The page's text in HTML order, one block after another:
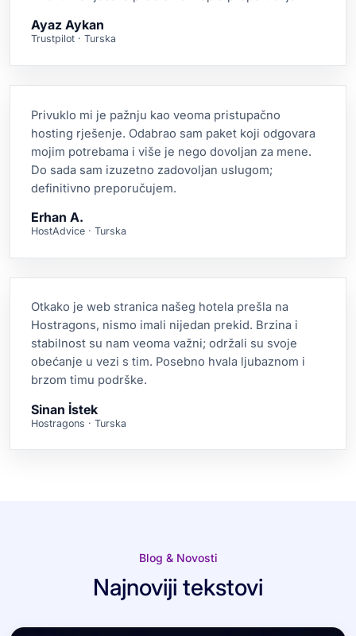
Ayaz Aykan
Trustpilot · Turska
Privuklo mi je pažnju kao veoma pristupačno
hosting rješenje. Odabrao sam paket koji odgovara
mojim potrebama i više je nego dovoljan za mene.
Do sada sam izuzetno zadovoljan uslugom;
definitivno preporučujem.
Erhan A.
HostAdvice · Turska
Otkako je web stranica našeg hotela prešla na
Hostragons, nismo imali nijedan prekid. Brzina i
stabilnost su nam veoma važni; održali su svoje
obećanje u vezi s tim. Posebno hvala ljubaznom i
brzom timu podrške.
Sinan İstek
Hostragons · Turska
Blog & Novosti
Najnoviji tekstovi